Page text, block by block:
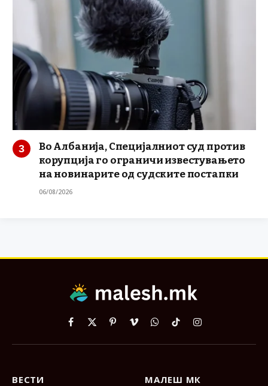
Во Албанија, Специјалниот суд против
корупција го ограничи известувањето
на новинарите од судските постапки
06/08/2026
Facebook
X
PinterestVimeoWhatsApp
TikTokInstagram
ВЕСТИ МАЛЕШ МК